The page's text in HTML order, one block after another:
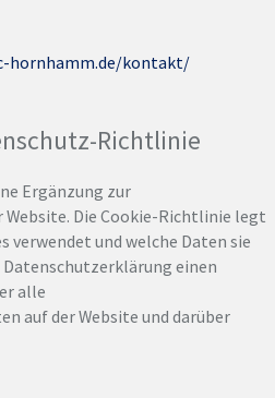
hornhamm.de/kontakt/
Richtlinie
Ergänzung zur
Website. Die Cookie-Richtlinie legt
verwendet und welche Daten sie
einen
alle
auf der Website und darüber